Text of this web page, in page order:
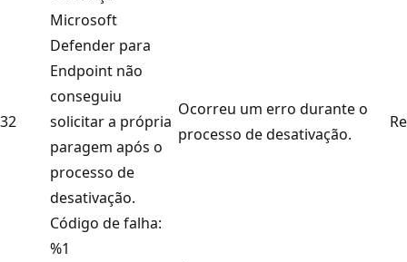
32
Microsoft
Defender para
Endpoint não
conseguiu
solicitar a própria
paragem após o
processo de
desativação.
Código de falha:
%1
Ocorreu um erro durante o
processo de desativação.